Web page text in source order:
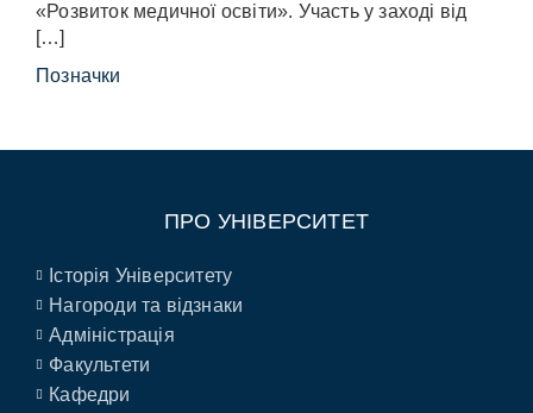
«Розвиток медичної освіти». Участь у заході від
[…]
Позначки
ПРО УНІВЕРСИТЕТ
Історія Університету
Нагороди та відзнаки
Адміністрація
Факультети
Кафедри